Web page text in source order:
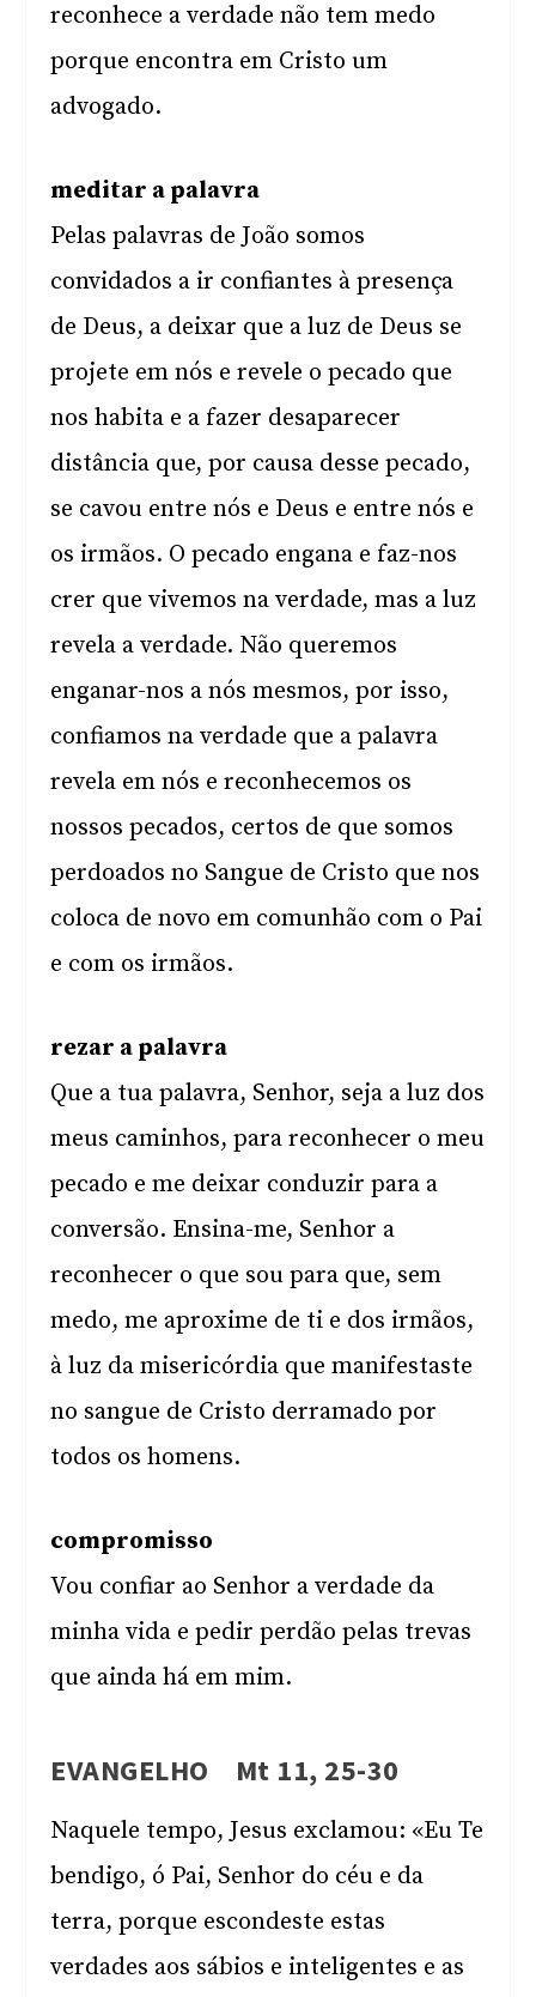
reconhece a verdade não tem medo
porque encontra em Cristo um
advogado.
meditar a palavra
Pelas palavras de João somos
convidados a ir confiantes à presença
de Deus, a deixar que a luz de Deus se
projete em nós e revele o pecado que
nos habita e a fazer desaparecer
distância que, por causa desse pecado,
se cavou entre nós e Deus e entre nós e
os irmãos. O pecado engana e faz-nos
crer que vivemos na verdade, mas a luz
revela a verdade. Não queremos
enganar-nos a nós mesmos, por isso,
confiamos na verdade que a palavra
revela em nós e reconhecemos os
nossos pecados, certos de que somos
perdoados no Sangue de Cristo que nos
coloca de novo em comunhão com o Pai
e com os irmãos.
rezar a palavra
Que a tua palavra, Senhor, seja a luz dos
meus caminhos, para reconhecer o meu
pecado e me deixar conduzir para a
conversão. Ensina-me, Senhor a
reconhecer o que sou para que, sem
medo, me aproxime de ti e dos irmãos,
à luz da misericórdia que manifestaste
no sangue de Cristo derramado por
todos os homens.
compromisso
Vou confiar ao Senhor a verdade da
minha vida e pedir perdão pelas trevas
que ainda há em mim.
EVANGELHO Mt 11, 25-30
Naquele tempo, Jesus exclamou: «Eu Te
bendigo, ó Pai, Senhor do céu e da
terra, porque escondeste estas
verdades aos sábios e inteligentes e as